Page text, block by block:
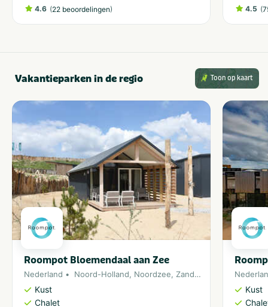
Noord-Holland
VeBON gecertificeerd
Activiteiten
Overig
Balsporten
Kinderactiviteiten
Type
Outdoor
Indoor
Gezelschap
Kinderfeestje
4.6 (22 beoordelingen) 4.5 (
Vakantieparken in de regio Toon op kaart
Roompot Bloemendaal aan Zee
Nederland Noord-Holland, Noordzee, Zandvoort
Kust
Chalet
Kust